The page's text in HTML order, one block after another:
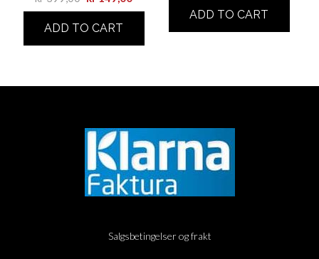
ADD TO CART
ADD TO CART
Salgsbetingelser og frakt